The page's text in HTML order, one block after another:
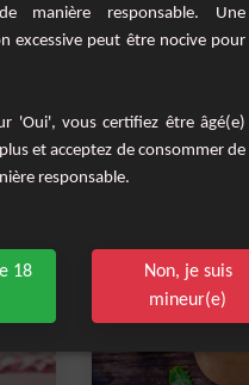
similaires
manière responsable. Une
excessive peut être nocive pour
'Oui', vous certifiez être âgé(e)
et acceptez de consommer de
responsable.
18
Non, je suis
mineur(e)